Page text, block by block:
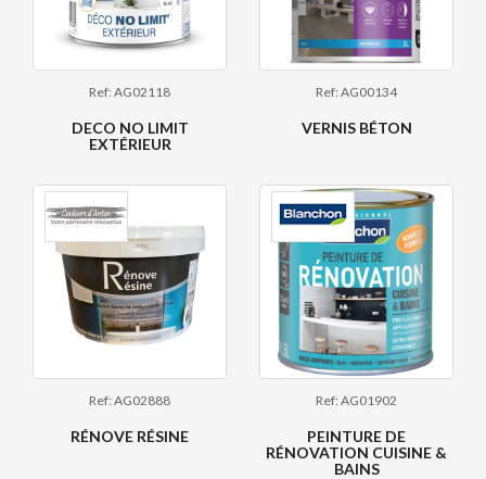
Ref: AG02118
DECO NO LIMIT
EXTÉRIEUR
Ref: AG00134
VERNIS BÉTON
Ref: AG02888
RÉNOVE RÉSINE
Ref: AG01902
PEINTURE DE
RÉNOVATION CUISINE &
BAINS